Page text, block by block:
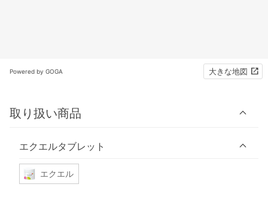
Powered by GOGA 大きな地図
取り扱い商品
エクエルタブレット
エクエル